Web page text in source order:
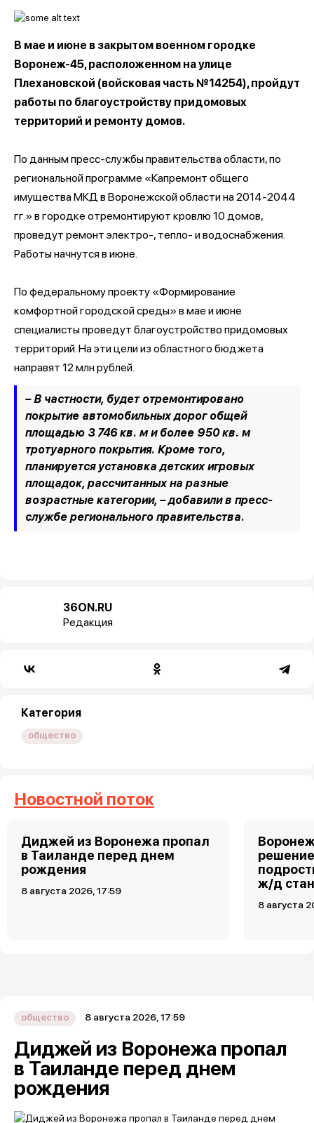
В мае и июне в закрытом военном городке
Воронеж-45, расположенном на улице
Плехановской (войсковая часть №14254), пройдут
работы по благоустройству придомовых
территорий и ремонту домов.
По данным пресс-службы правительства области, по
региональной программе «Капремонт общего
имущества МКД в Воронежской области на 2014-2044
гг.» в городке отремонтируют кровлю 10 домов,
проведут ремонт электро-, тепло- и водоснабжения.
Работы начнутся в июне.
По федеральному проекту «Формирование
комфортной городской среды» в мае и июне
специалисты проведут благоустройство придомовых
территорий. На эти цели из областного бюджета
направят 12 млн рублей.
– В частности, будет отремонтировано
покрытие автомобильных дорог общей
площадью 3 746 кв. м и более 950 кв. м
тротуарного покрытия. Кроме того,
планируется установка детских игровых
площадок, рассчитанных на разные
возрастные категории, –добавили в пресс-
службе регионального правительства.
36ON.RU
Редакция
Категория
общество
Новостной поток
Диджей из Воронежа пропал
в Таиланде перед днем
рождения
8 августа 2026, 17:59
ж/д
8 августа
общество 8 августа 2026, 17:59
Диджей из Воронежа пропал
в Таиланде перед днем
рождения